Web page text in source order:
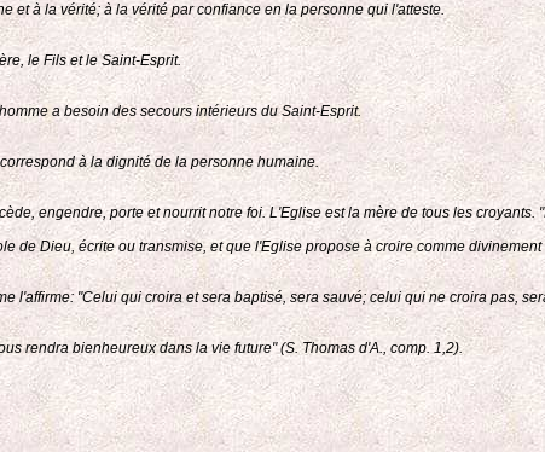
et à la vérité; à la vérité par confiance en la personne qui l'atteste.
le Fils et le Saint-Esprit.
a besoin des secours intérieurs du Saint-Esprit.
à la dignité de la personne humaine.
engendre, porte et nourrit notre foi. L'Eglise est la mère de tous les
de Dieu, écrite ou transmise, et que l'Eglise propose à croire comme divinement
l'affirme: "Celui qui croira et sera baptisé, sera sauvé; celui qui ne croira pas,
rendra bienheureux dans la vie future" (S. Thomas d'A., comp. 1,2).